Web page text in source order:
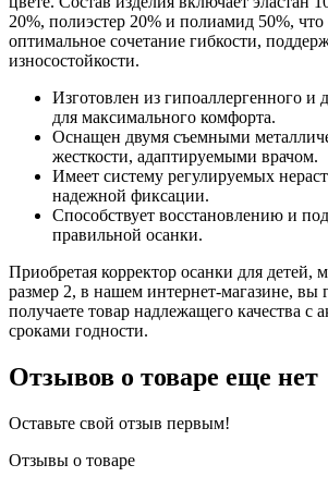
20%, полиэстер 20% и полиамид 50%, что
оптимальное сочетание гибкости,
износостойкости.
Изготовлен из гипоаллергенного и
для максимального комфорта.
Оснащен двумя съемными
жесткости, адаптируемыми врачом.
Имеет систему регулируемых
надежной фиксации.
Способствует восстановлению и
правильной осанки.
Приобретая корректор осанки для детей,
размер 2, в нашем интернет-магазине, вы
получаете товар надлежащего качества с
сроками годности.
Отзывов о товаре еще нет
Оставьте свой отзыв первым!
Отзывы о товаре